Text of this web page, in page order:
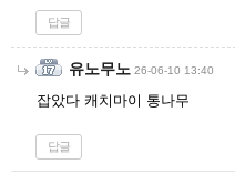
답글
유노무노 26-06-10 13:40
잡았다 캐치마이 통나무
답글